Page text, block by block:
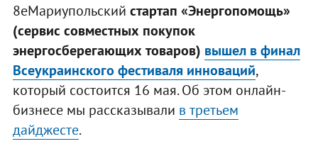
8еМариупольский стартап «Энергопомощь»
(сервис совместных покупок
энергосберегающих товаров) вышел в финал
Всеукраинского фестиваля инноваций,
который состоится 16 мая. Об этом онлайн-
бизнесе мы рассказывали в третьем
дайджесте.